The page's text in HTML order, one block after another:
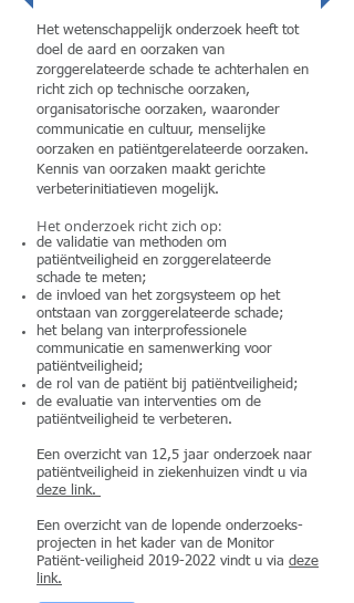
Het wetenschappelijk onderzoek heeft tot
doel de aard en oorzaken van
zorggerelateerde schade te achterhalen en
richt zich op technische oorzaken,
organisatorische oorzaken, waaronder
communicatie en cultuur, menselijke
oorzaken en patiëntgerelateerde oorzaken.
Kennis van oorzaken maakt gerichte
verbeterinitiatieven mogelijk.
Het onderzoek richt zich op:
de validatie van methoden om
patiëntveiligheid en zorggerelateerde
schade te meten;
de invloed van het zorgsysteem op het
ontstaan van zorggerelateerde schade;
het belang van interprofessionele
communicatie en samenwerking voor
patiëntveiligheid;
de rol van de patiënt bij patiëntveiligheid;
de evaluatie van interventies om de
patiëntveiligheid te verbeteren.
Een overzicht van 12,5 jaar onderzoek naar
patiëntveiligheid in ziekenhuizen vindt u via
deze link.
Een overzicht van de lopende onderzoeks-
projecten in het kader van de Monitor
Patiënt-veiligheid 2019-2022 vindt u via deze
link.